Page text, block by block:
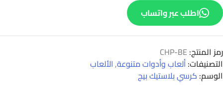
اطلب عبر واتساب
رمز المنتج: CHP-BE
التصنيفات:ألعاب وأدوات متنوعة,الألعاب
الوسم: كرسي بلاستيك بيج